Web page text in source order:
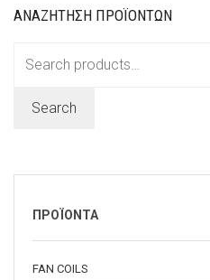
ΑΝΑΖΗΤΗΣΗ ΠΡΟΪΟΝΤΩΝ
Search
ΠΡΟΪΟΝΤΑ
FAN COILS